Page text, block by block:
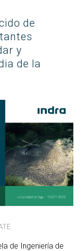
de
y
de la
de Ingeniería de